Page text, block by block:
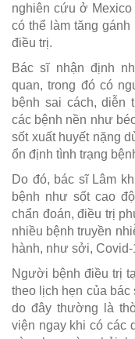
nghiên cứu ở
có thể làm tăng
điều trị.
Bác sĩ nhận định
quan, trong đó có
bệnh sai cách, diễn
các bệnh nền như
sốt xuất huyết nặng
ổn định tình trạng
Do đó, bác sĩ Lâm
bệnh như sốt cao
chẩn đoán, điều trị
nhiều bệnh truyền
hành, như sởi,
Người bệnh điều trị
theo lịch hẹn của bác
do đây thường là
viện ngay khi có các